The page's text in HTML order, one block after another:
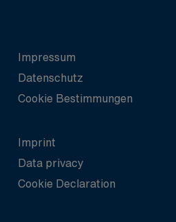
Impressum
Datenschutz
Cookie Bestimmungen
Imprint
Data privacy
Cookie Declaration